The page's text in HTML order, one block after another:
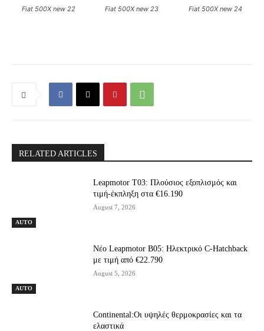
Fiat 500X new 22 Fiat 500X new 23 Fiat 500X new 24
RELATED ARTICLES
AUTO
Leapmotor T03: Πλούσιος εξοπλισμός και
τιμή-έκπληξη στα €16.190
August 7, 2026
AUTO
Νέο Leapmotor B05: Ηλεκτρικό C-Hatchback
με τιμή από €22.790
August 5, 2026
Continental:Οι υψηλές θερμοκρασίες και τα
ελαστικά